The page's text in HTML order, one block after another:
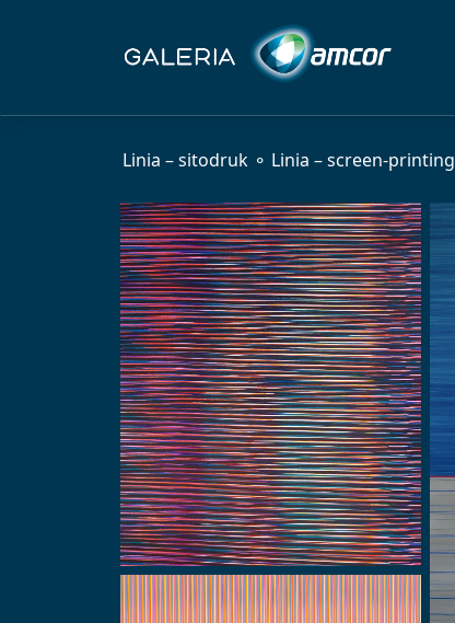
Linia – sitodruk ⚬ Linia – screen-printing